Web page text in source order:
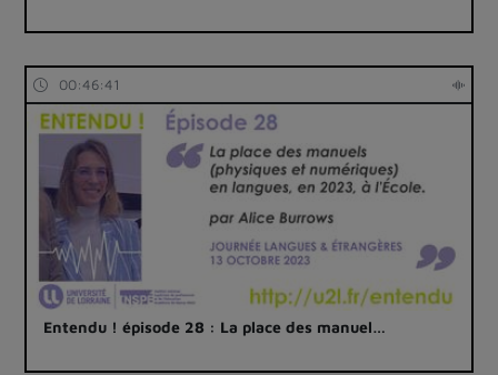
00:46:41
Entendu ! épisode 28 : La place des manuel…